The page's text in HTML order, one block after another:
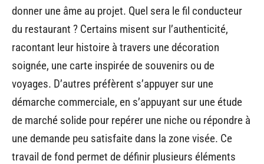
donner une âme au projet. Quel sera le fil conducteur
du restaurant ? Certains misent sur l’authenticité,
racontant leur histoire à travers une décoration
soignée, une carte inspirée de souvenirs ou de
voyages. D’autres préfèrent s’appuyer sur une
démarche commerciale, en s’appuyant sur une étude
de marché solide pour repérer une niche ou répondre à
une demande peu satisfaite dans la zone visée. Ce
travail de fond permet de définir plusieurs éléments